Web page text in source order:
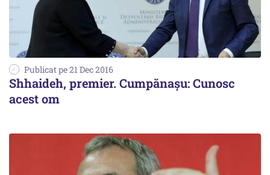
Publicat pe 21 Dec 2016
Shhaideh, premier. Cumpănașu: Cunosc
acest om